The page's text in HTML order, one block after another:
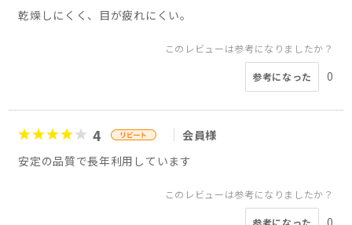
乾燥しにくく、目が疲れにくい。
このレビューは参考になりましたか？
参考になった 0
4
会員様
安定の品質で長年利用しています
このレビューは参考になりましたか？
参考になった 0